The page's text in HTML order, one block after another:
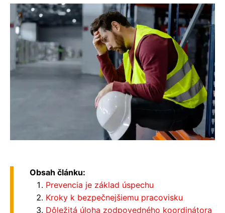
Obsah článku:
Prevencia je základ úspechu
Kroky k bezpečnejšiemu pracovisku
Dôležitá úloha zodpovedného koordinátora